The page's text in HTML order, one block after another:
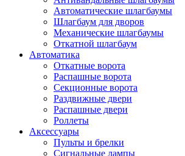
Автоматические шлагбаумы
Шлагбаум для дворов
Механические шлагбаумы
Откатной шлагбаум
Автоматика
Откатные ворота
Распашные ворота
Секционные ворота
Раздвижные двери
Распашные двери
Роллеты
Аксессуары
Пульты и брелки
Сигнальные лампы